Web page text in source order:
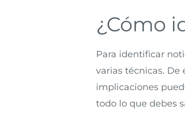
¿Cómo
Para identificar
varias técnicas. De
implicaciones
todo lo que debes